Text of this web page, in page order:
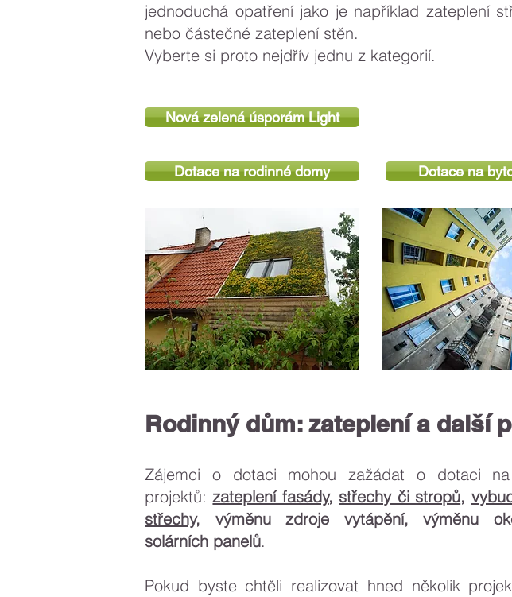
jednoduchá opatření jako je například zateplení
nebo částečné zateplení stěn.
Vyberte si proto nejdřív jednu z kategorií.
Nová zelená úsporám Light
Dotace na rodinné domy Dotace na
Rodinný dům: zateplení a další
Zájemci o dotaci mohou zažádat o dotaci
projektů:zateplení fasády, střechy či stropů,
střechy, výměnu zdroje vytápění, výměnu
solárních panelů.
Pokud byste chtěli realizovat hned několik